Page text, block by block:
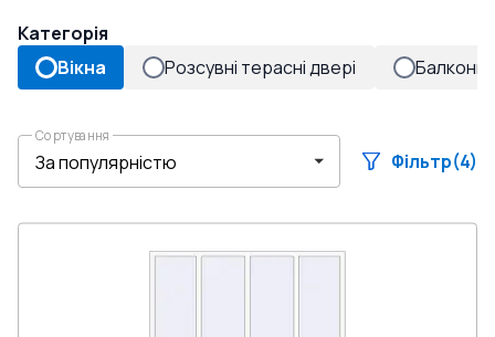
Категорія
Вікна
Розсувні терасні двері Балконні
Сортування
Фільтр(4)